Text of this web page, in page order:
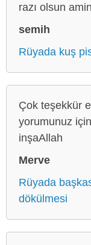
razı olsun amin
semih
Rüyada kuş
Çok teşekkür
yorumunuz
inşaAllah
Merve
Rüyada
dökülmesi